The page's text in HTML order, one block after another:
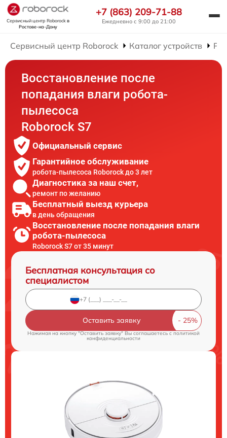
Сервисный центр Roborockв
Ростове-на-Дону
+7 (863) 209-71-88
Ежедневно с 9:00 до 21:00
Сервисный центр Roborock Каталог устройств
Восстановление после
попадания влаги робота-
пылесоса
Roborock S7
Официальный сервис
Гарантийное обслуживание
робота-пылесоса Roborock до 3 лет
Диагностика за наш счет,
ремонт по желанию
Бесплатный выезд курьера
в день обращения
Восстановление после попадания влаги
робота-пылесоса
Roborock S7 от 35 минут
Бесплатная консультация со
специалистом
Оставить заявку
Нажимая на кнопку "Оставить заявку" Вы соглашаетесь cполитикой
конфиденциальности